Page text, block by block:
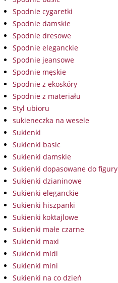
Spodnie cygaretki
Spodnie damskie
Spodnie dresowe
Spodnie eleganckie
Spodnie jeansowe
Spodnie męskie
Spodnie z ekoskóry
Spodnie z materiału
Styl ubioru
sukieneczka na wesele
Sukienki
Sukienki basic
Sukienki damskie
Sukienki dopasowane do figury
Sukienki dzianinowe
Sukienki eleganckie
Sukienki hiszpanki
Sukienki koktajlowe
Sukienki małe czarne
Sukienki maxi
Sukienki midi
Sukienki mini
Sukienki na co dzień